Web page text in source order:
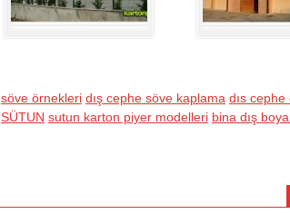
söve örnekleri dış cephe söve kaplama dıs
SÜTUN sutun karton piyer modelleri bina dış